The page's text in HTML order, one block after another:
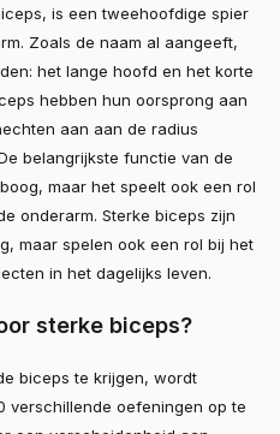
is een tweehoofdige spier
Zoals de naam al aangeeft,
het lange hoofd en het korte
hebben hun oorsprong aan
aan aan de radius
belangrijkste functie van de
maar het speelt ook een rol
onderarm. Sterke biceps zijn
maar spelen ook een rol bij het
in het dagelijks leven.
sterke biceps?
biceps te krijgen, wordt
verschillende oefeningen op te